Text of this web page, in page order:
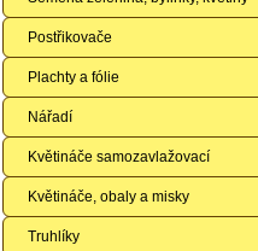
Postřikovače
Plachty a fólie
Nářadí
Květináče samozavlažovací
Květináče, obaly a misky
Truhlíky